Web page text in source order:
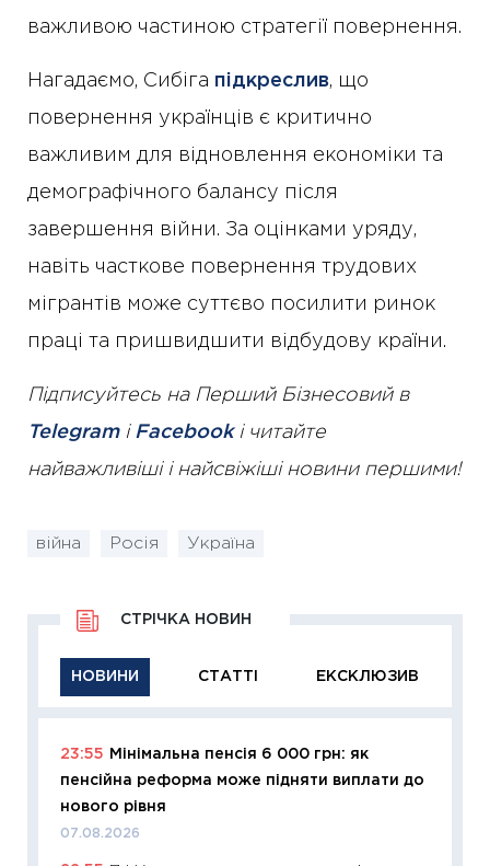
важливою частиною стратегії повернення.
Нагадаємо, Сибіга підкреслив, що
повернення українців є критично
важливим для відновлення економіки та
демографічного балансу після
завершення війни. За оцінками уряду,
навіть часткове повернення трудових
мігрантів може суттєво посилити ринок
праці та пришвидшити відбудову країни.
Підписуйтесь на Перший Бізнесовий в
Telegramі Facebookі читайте
найважливіші і найсвіжіші новини першими!
війна Росія Україна
НОВИНИ СТАТТІ ЕКСКЛЮЗИВ
СТРІЧКА НОВИН
23:55
Мінімальна пенсія 6 000 грн: як
пенсійна реформа може підняти виплати до
нового рівня
07.08.2026